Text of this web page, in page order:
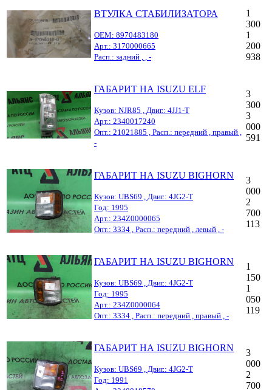
ВТУЛКА СТАБИЛИЗАТОРА
OEM: 8970483180
Арт.: 3170000665
Расп.: задний , , -
1
300
1
200
938
ГАБАРИТ НА ISUZU ELF
Кузов: NJR85 , Двиг.: 4JJ1-T
Арт.: 2340017240
Опт.: 21021885 , Расп.: передний , правый ,
-
3
300
3
000
591
ГАБАРИТ НА ISUZU BIGHORN
Кузов: UBS69 , Двиг.: 4JG2-T
Год: 1995
Арт.: 234Z0000065
Опт.: 3334 , Расп.: передний , левый , -
3
000
2
700
113
ГАБАРИТ НА ISUZU BIGHORN
Кузов: UBS69 , Двиг.: 4JG2-T
Год: 1995
Арт.: 234Z0000064
Опт.: 3334 , Расп.: передний , правый , -
1
150
1
050
119
ГАБАРИТ НА ISUZU BIGHORN
Кузов: UBS69 , Двиг.: 4JG2-T
Год: 1991
3
000
2
700